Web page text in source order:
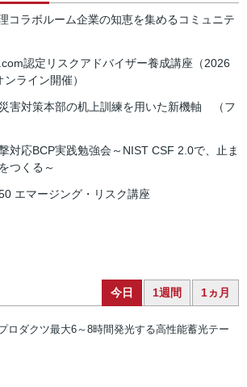
コラボルーム企業の知恵を集めるコミュニテ
認定リスクアドバイザー養成講座（2026
ライン開催）
災害対策本部の机上訓練を用いた新機軸 （フ
対応BCP実践勉強会～NIST CSF 2.0で、止ま
つくる～
エマージング・リスク講座
今日 1週間 1ヵ月
ロダクツ最大6～8時間発光する高性能蓄光テー